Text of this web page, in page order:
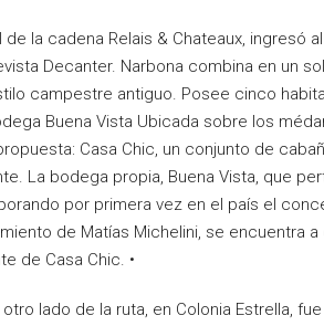
la cadena Relais & Chateaux, ingresó
Decanter. Narbona combina en un
campestre antiguo. Posee cinco
Buena Vista Ubicada sobre los
Casa Chic, un conjunto de
La bodega propia, Buena Vista, que
por primera vez en el país el
de Matías Michelini, se encuentra
de Casa Chic. •
lado de la ruta, en Colonia Estrella,